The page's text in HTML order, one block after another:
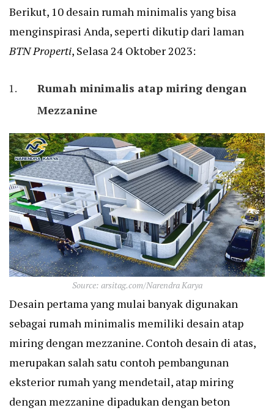
Berikut, 10 desain rumah minimalis yang bisa
menginspirasi Anda, seperti dikutip dari laman
BTN Properti, Selasa 24 Oktober 2023:
Rumah minimalis atap miring dengan
Mezzanine
Source: arsitag.com/Narendra Karya
Desain pertama yang mulai banyak digunakan
sebagai rumah minimalis memiliki desain atap
miring dengan mezzanine. Contoh desain di atas,
merupakan salah satu contoh pembangunan
eksterior rumah yang mendetail, atap miring
dengan mezzanine dipadukan dengan beton